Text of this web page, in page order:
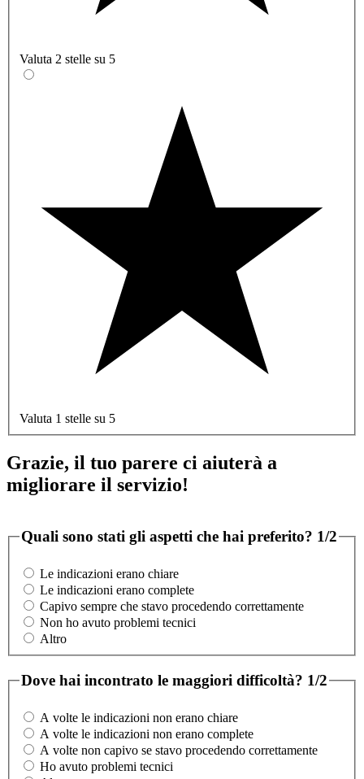
Valuta 2 stelle su 5
Valuta 1 stelle su 5
Grazie, il tuo parere ci aiuterà a
migliorare il servizio!
Quali sono stati gli aspetti che hai preferito? 1/2
Le indicazioni erano chiare
Le indicazioni erano complete
Capivo sempre che stavo procedendo correttamente
Non ho avuto problemi tecnici
Altro
Dove hai incontrato le maggiori difficoltà? 1/2
A volte le indicazioni non erano chiare
A volte le indicazioni non erano complete
A volte non capivo se stavo procedendo correttamente
Ho avuto problemi tecnici